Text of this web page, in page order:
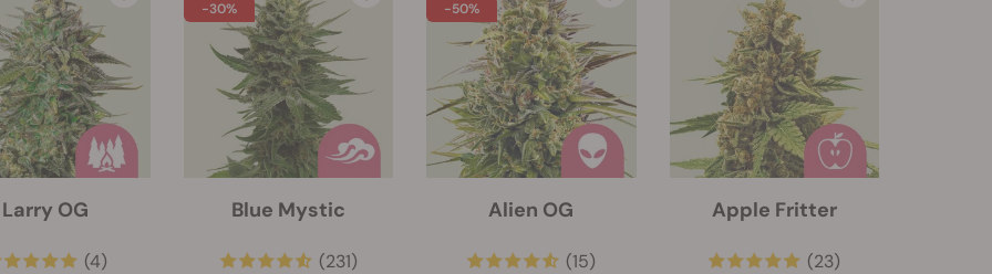
Larry OG
(4)
-30%
Blue Mystic
(231)
-50%
Alien OG
(15)
Apple Fritter
(23)